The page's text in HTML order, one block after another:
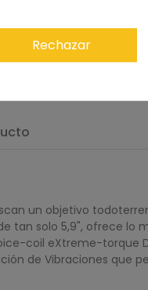
un objetivo
tan solo 5,9", ofrece lo
coil eXtreme-torque
de Vibraciones que
Rechazar